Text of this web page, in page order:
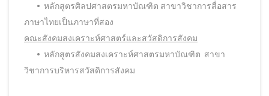
• หลักสูตรศิลปศาสตรมหาบัณฑิต สาขาวิชาการสื่อสาร
ภาษาไทยเป็นภาษาที่สอง
คณะสังคมสงเคราะห์ศาสตร์และสวัสดิการสังคม
• หลักสูตรสังคมสงเคราะห์ศาสตรมหาบัณฑิต สาขา
วิชาการบริหารสวัสดิการสังคม